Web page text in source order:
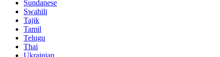
Sundanese
Swahili
Tajik
Tamil
Telugu
Thai
Ukrainian